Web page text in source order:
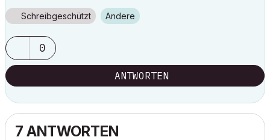
Schreibgeschützt Andere
0
ANTWORTEN
7 ANTWORTEN